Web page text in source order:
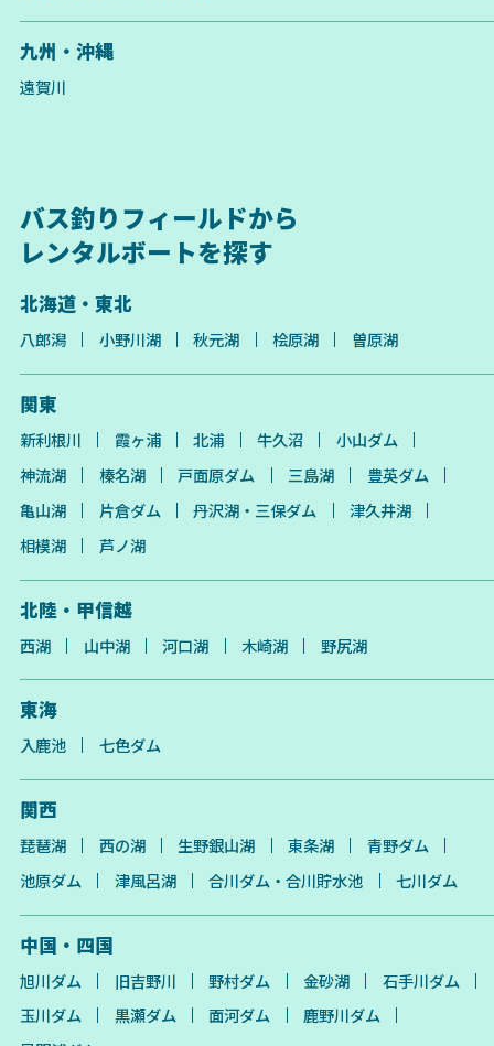
九州・沖縄
遠賀川
バス釣りフィールドから
レンタルボートを探す
北海道・東北
八郎潟 小野川湖 秋元湖 桧原湖 曽原湖
関東
新利根川 霞ヶ浦 北浦 牛久沼
小山ダム
神流湖
榛名湖 戸面原ダム 三島湖
豊英ダム
亀山湖
片倉ダム 丹沢湖・三保ダム
津久井湖
相模湖
芦ノ湖
北陸・甲信越
西湖 山中湖 河口湖 木崎湖 野尻湖
東海
入鹿池 七色ダム
関西
琵琶湖 西の湖 生野銀山湖 東条湖
青野ダム
池原ダム
津風呂湖 合川ダム・合川貯水池 七川ダム
中国・四国
旭川ダム 旧吉野川 野村ダム 金砂湖
石手川ダム
玉川ダム
黒瀬ダム 面河ダム
鹿野川ダム